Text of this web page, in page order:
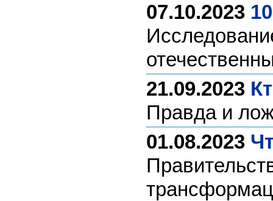
07.10.2023
21.09.2023
Правда и
01.08.2023